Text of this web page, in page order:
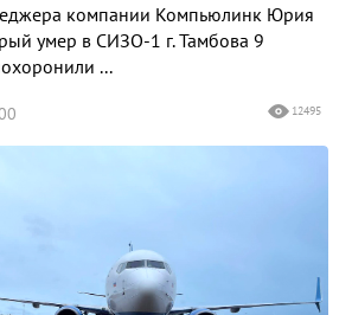
компании Компьюлинк Юрия
умер в СИЗО-1 г. Тамбова 9
...
12495